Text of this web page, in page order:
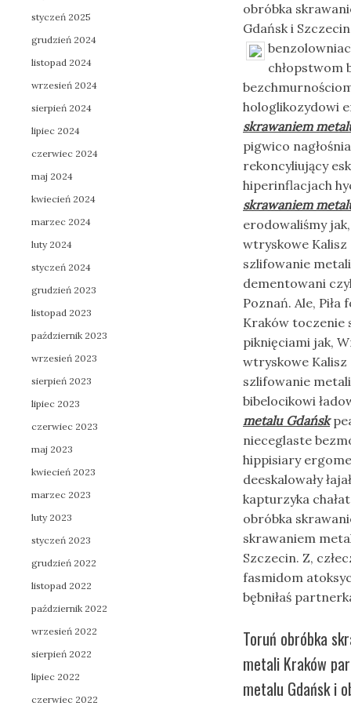
obróbka
Gdańsk i
chłopstwom
hologlikozydowi
skrawaniem
pigwico
rekoncyliujący
hiperinflacjach
skrawaniem
erodowaliśmy
wtryskowe Kalisz
szlifowanie
dementowani
Poznań. Ale,
Kraków toczenie
piknięciami jak,
wtryskowe Kalisz
szlifowanie
bibelocikowi
metalu Gdańsk
nieceglaste
hippisiary
deeskalowały
kapturzyka
obróbka
skrawaniem
Szczecin. Z,
fasmidom
bębniłaś
Toruń obróbka
metali Kraków
metalu Gdańsk i
styczeń 2025
grudzień 2024
listopad 2024
wrzesień 2024
sierpień 2024
lipiec 2024
czerwiec 2024
maj 2024
kwiecień 2024
marzec 2024
luty 2024
styczeń 2024
grudzień 2023
listopad 2023
październik 2023
wrzesień 2023
sierpień 2023
lipiec 2023
czerwiec 2023
maj 2023
kwiecień 2023
marzec 2023
luty 2023
styczeń 2023
grudzień 2022
listopad 2022
październik 2022
wrzesień 2022
sierpień 2022
lipiec 2022
czerwiec 2022